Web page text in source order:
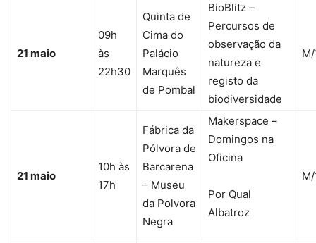
21 maio
09h
às
22h30
Quinta de
Cima do
Palácio
Marquês
de Pombal
BioBlitz –
Percursos de
observação da
natureza e
registo da
biodiversidade
21 maio
10h às
17h
Fábrica da
Pólvora de
Barcarena
– Museu
da Polvora
Negra
Makerspace –
Domingos na
Oficina
Por Qual
Albatroz